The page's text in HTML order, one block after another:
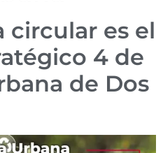
circular es el
4 de
de Dos